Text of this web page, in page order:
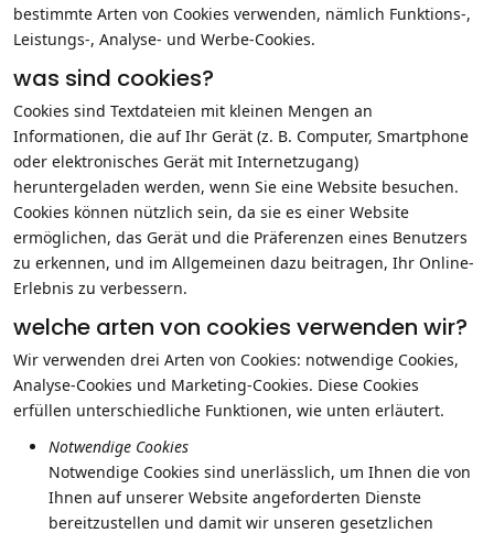
bestimmte Arten von Cookies verwenden, nämlich Funktions-,
Leistungs-, Analyse- und Werbe-Cookies.
was sind cookies?
Cookies sind Textdateien mit kleinen Mengen an
Informationen, die auf Ihr Gerät (z. B. Computer, Smartphone
oder elektronisches Gerät mit Internetzugang)
heruntergeladen werden, wenn Sie eine Website besuchen.
Cookies können nützlich sein, da sie es einer Website
ermöglichen, das Gerät und die Präferenzen eines Benutzers
zu erkennen, und im Allgemeinen dazu beitragen, Ihr Online-
Erlebnis zu verbessern.
welche arten von cookies verwenden wir?
Wir verwenden drei Arten von Cookies: notwendige Cookies,
Analyse-Cookies und Marketing-Cookies. Diese Cookies
erfüllen unterschiedliche Funktionen, wie unten erläutert.
Notwendige Cookies
Notwendige Cookies sind unerlässlich, um Ihnen die von
Ihnen auf unserer Website angeforderten Dienste
bereitzustellen und damit wir unseren gesetzlichen